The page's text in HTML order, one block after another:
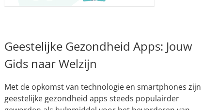
Geestelijke Gezondheid Apps: Jouw
Gids naar Welzijn
Met de opkomst van technologie en smartphones zijn
geestelijke gezondheid apps steeds populairder